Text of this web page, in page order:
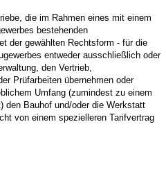
die im Rahmen eines mit einem
bestehenden
der gewählten Rechtsform - für die
entweder ausschließlich oder
den Vertrieb,
Prüfarbeiten übernehmen oder
Umfang (zumindest zu einem
den Bauhof und/oder die Werkstatt
von einem spezielleren Tarifvertrag